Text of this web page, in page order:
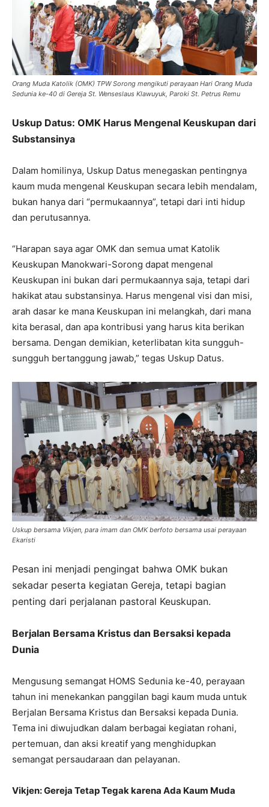
Orang Muda Katolik (OMK) TPW Sorong mengikuti perayaan Hari Orang Muda
Sedunia ke-40 di Gereja St. Wenseslaus Klawuyuk, Paroki St. Petrus Remu
Uskup Datus: OMK Harus Mengenal Keuskupan dari
Substansinya
Dalam homilinya, Uskup Datus menegaskan pentingnya
kaum muda mengenal Keuskupan secara lebih mendalam,
bukan hanya dari “permukaannya”, tetapi dari inti hidup
dan perutusannya.
“Harapan saya agar OMK dan semua umat Katolik
Keuskupan Manokwari-Sorong dapat mengenal
Keuskupan ini bukan dari permukaannya saja, tetapi dari
hakikat atau substansinya. Harus mengenal visi dan misi,
arah dasar ke mana Keuskupan ini melangkah, dari mana
kita berasal, dan apa kontribusi yang harus kita berikan
bersama. Dengan demikian, keterlibatan kita sungguh-
sungguh bertanggung jawab,” tegas Uskup Datus.
Uskup bersama Vikjen, para imam dan OMK berfoto bersama usai perayaan
Ekaristi
Pesan ini menjadi pengingat bahwa OMK bukan
sekadar peserta kegiatan Gereja, tetapi bagian
penting dari perjalanan pastoral Keuskupan.
Berjalan Bersama Kristus dan Bersaksi kepada
Dunia
Mengusung semangat HOMS Sedunia ke-40, perayaan
tahun ini menekankan panggilan bagi kaum muda untuk
Berjalan Bersama Kristus dan Bersaksi kepada Dunia.
Tema ini diwujudkan dalam berbagai kegiatan rohani,
pertemuan, dan aksi kreatif yang menghidupkan
semangat persaudaraan dan pelayanan.
Vikjen: Gereja Tetap Tegak karena Ada Kaum Muda